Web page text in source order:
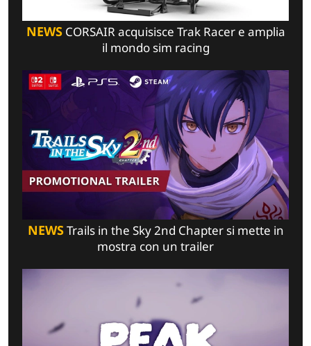
NEWSCORSAIR acquisisce Trak Racer e amplia
il mondo sim racing
NEWSTrails in the Sky 2nd Chapter si mette in
mostra con un trailer